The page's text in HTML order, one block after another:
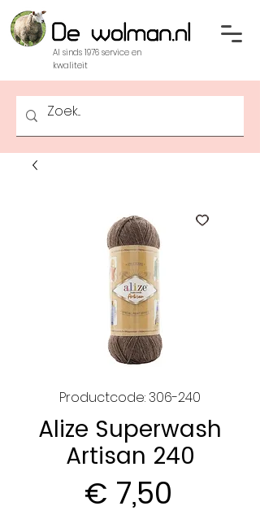
Al sinds 1976 service en
kwaliteit
Productcode: 306-240
Alize Superwash
Artisan 240
€ 7,50